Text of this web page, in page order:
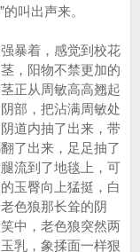
叫出声来。
暴着，感觉到校花
，阳物不禁更加的
正从周敏高高翘起
部，把沾满周敏处
道内抽了出来，带
了出来，足足抽了
流到了地毯上，可
玉臀向上猛挺，白
色狼那长耸的阴
中，老色狼突然两
乳，象揉面一样狠